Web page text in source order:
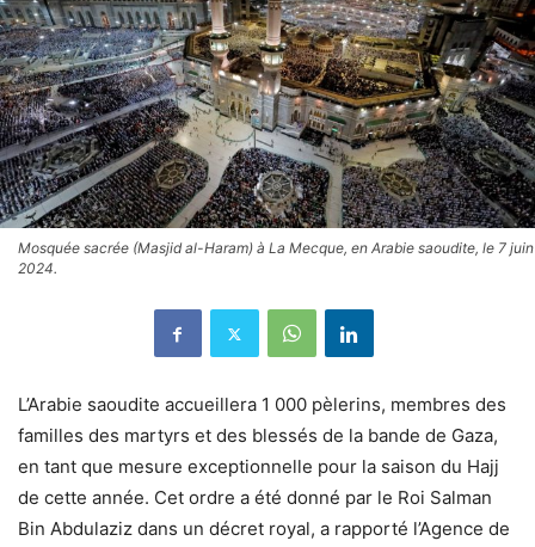
Mosquée sacrée (Masjid al-Haram) à La Mecque, en Arabie saoudite, le 7 juin
2024.
L’Arabie saoudite accueillera 1 000 pèlerins, membres des
familles des martyrs et des blessés de la bande de Gaza,
en tant que mesure exceptionnelle pour la saison du Hajj
de cette année. Cet ordre a été donné par le Roi Salman
Bin Abdulaziz dans un décret royal, a rapporté l’Agence de